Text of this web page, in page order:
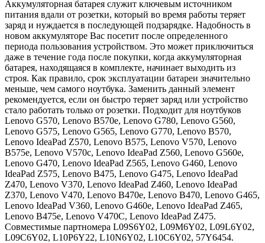
Аккумуляторная батарея служит ключевым источником
питания вдали от розетки, который во время работы теряет
заряд и нуждается в последующей подзарядке. Надобность в
новом аккумуляторе Вас посетит после определенного
периода пользования устройством. Это может приключиться
даже в течение года после покупки, когда аккумуляторная
батарея, находящаяся в комплекте, начинает выходить из
строя. Как правило, срок эксплуатации батареи значительно
меньше, чем самого ноутбука. Заменить данный элемент
рекомендуется, если он быстро теряет заряд или устройство
стало работать только от розетки. Подходит для ноутбуков
Lenovo G570, Lenovo B570e, Lenovo G780, Lenovo G560,
Lenovo G575, Lenovo G565, Lenovo G770, Lenovo B570,
Lenovo IdeaPad Z570, Lenovo B575, Lenovo V570, Lenovo
B575e, Lenovo V570c, Lenovo IdeaPad Z560, Lenovo G560e,
Lenovo G470, Lenovo IdeaPad Z565, Lenovo G460, Lenovo
IdeaPad Z575, Lenovo B475, Lenovo G475, Lenovo IdeaPad
Z470, Lenovo V370, Lenovo IdeaPad Z460, Lenovo IdeaPad
Z370, Lenovo V470, Lenovo B470e, Lenovo B470, Lenovo G465,
Lenovo IdeaPad V360, Lenovo G460e, Lenovo IdeaPad Z465,
Lenovo B475e, Lenovo V470C, Lenovo IdeaPad Z475.
Совместимые партномера L09S6Y02, L09M6Y02, L09L6Y02,
L09C6Y02, L10P6Y22, L10N6Y02, L10C6Y02, 57Y6454.